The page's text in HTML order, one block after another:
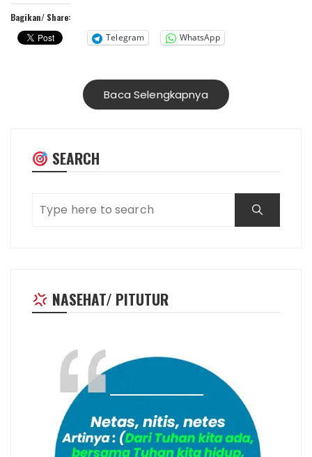
Bagikan/ Share:
Telegram
WhatsApp
Baca Selengkapnya
SEARCH
NASEHAT/ PITUTUR